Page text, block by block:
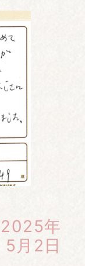
2025年
5月2日